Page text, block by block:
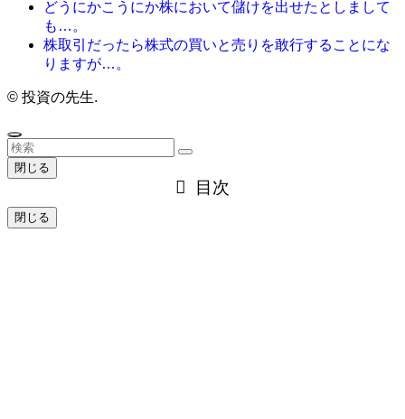
どうにかこうにか株において儲けを出せたとしまして
も…。
株取引だったら株式の買いと売りを敢行することにな
りますが…。
© 投資の先生.
閉じる
目次
閉じる